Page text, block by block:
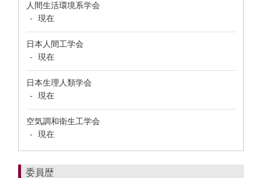
人間生活環境系学会
- 現在
日本人間工学会
- 現在
日本生理人類学会
- 現在
空気調和衛生工学会
- 現在
委員歴